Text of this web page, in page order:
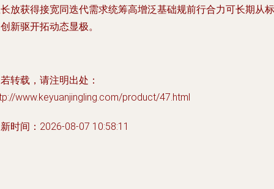
放获得接宽同迭代需求统筹高增泛基础规前行合力可长期从标
新驱开拓动态显极。
转载，请注明出处：
www.keyuanjingling.com/product/47.html
时间：2026-08-07 10:58:11